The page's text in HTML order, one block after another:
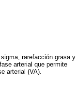
rarefacción grasa y
arterial que permite
arterial (VA).